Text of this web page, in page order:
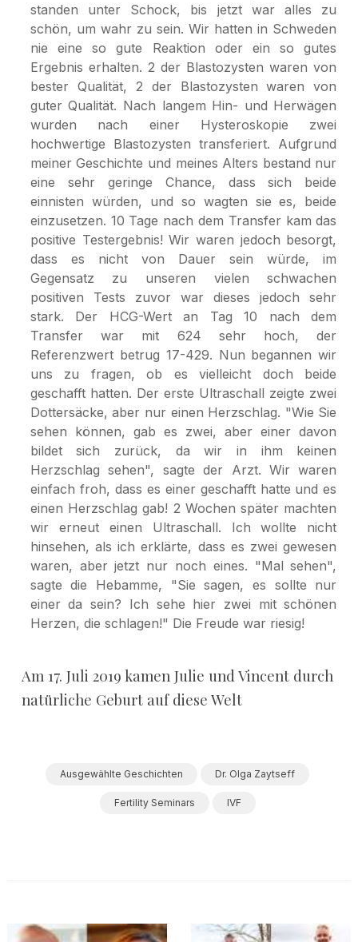
standen unter Schock, bis jetzt war alles zu
schön, um wahr zu sein. Wir hatten in Schweden
nie eine so gute Reaktion oder ein so gutes
Ergebnis erhalten. 2 der Blastozysten waren von
bester Qualität, 2 der Blastozysten waren von
guter Qualität. Nach langem Hin- und Herwägen
wurden nach einer Hysteroskopie zwei
hochwertige Blastozysten transferiert. Aufgrund
meiner Geschichte und meines Alters bestand nur
eine sehr geringe Chance, dass sich beide
einnisten würden, und so wagten sie es, beide
einzusetzen. 10 Tage nach dem Transfer kam das
positive Testergebnis! Wir waren jedoch besorgt,
dass es nicht von Dauer sein würde, im
Gegensatz zu unseren vielen schwachen
positiven Tests zuvor war dieses jedoch sehr
stark. Der HCG-Wert an Tag 10 nach dem
Transfer war mit 624 sehr hoch, der
Referenzwert betrug 17-429. Nun begannen wir
uns zu fragen, ob es vielleicht doch beide
geschafft hatten. Der erste Ultraschall zeigte zwei
Dottersäcke, aber nur einen Herzschlag. "Wie Sie
sehen können, gab es zwei, aber einer davon
bildet sich zurück, da wir in ihm keinen
Herzschlag sehen", sagte der Arzt. Wir waren
einfach froh, dass es einer geschafft hatte und es
einen Herzschlag gab! 2 Wochen später machten
wir erneut einen Ultraschall. Ich wollte nicht
hinsehen, als ich erklärte, dass es zwei gewesen
waren, aber jetzt nur noch eines. "Mal sehen",
sagte die Hebamme, "Sie sagen, es sollte nur
einer da sein? Ich sehe hier zwei mit schönen
Herzen, die schlagen!" Die Freude war riesig!
Am 17. Juli 2019 kamen Julie und Vincent durch
natürliche Geburt auf diese Welt
Ausgewählte Geschichten Dr. Olga Zaytseff
Fertility Seminars IVF